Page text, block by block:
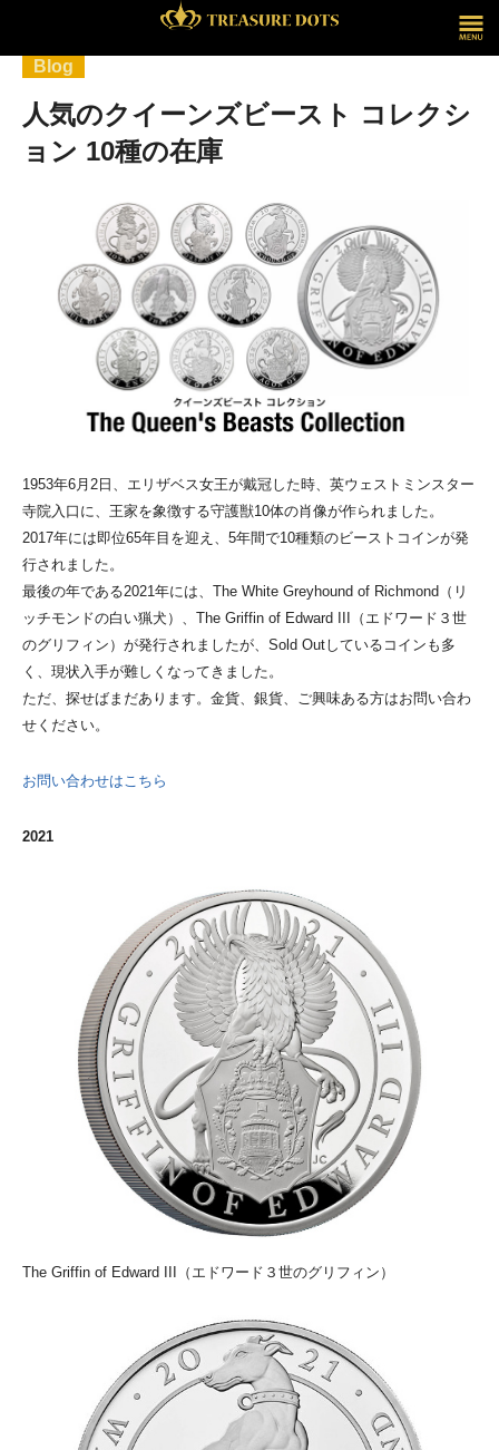
Blog
人気のクイーンズビースト コレクシ
ョン 10種の在庫
1953年6月2日、エリザベス女王が戴冠した時、英ウェストミンスター
寺院入口に、王家を象徴する守護獣10体の肖像が作られました。
2017年には即位65年目を迎え、5年間で10種類のビーストコインが発
行されました。
最後の年である2021年には、The White Greyhound of Richmond（リ
ッチモンドの白い猟犬）、The Griffin of Edward III（エドワード３世
のグリフィン）が発行されましたが、Sold Outしているコインも多
く、現状入手が難しくなってきました。
ただ、探せばまだあります。金貨、銀貨、ご興味ある方はお問い合わ
せください。
お問い合わせはこちら
2021
The Griffin of Edward III（エドワード３世のグリフィン）